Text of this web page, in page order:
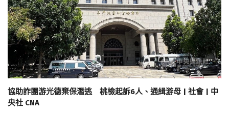
協助詐團游光德棄保潛逃 桃檢起訴6人、通緝游母 | 社會 | 中
央社 CNA